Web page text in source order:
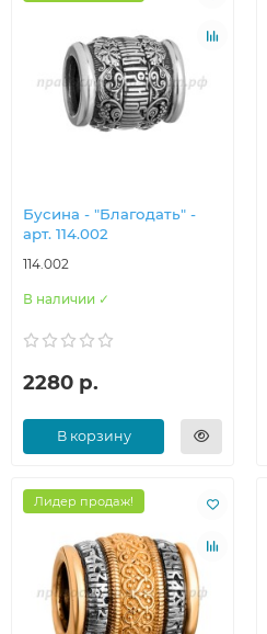
Бусина - "Благодать" -
арт. 114.002
114.002
В наличии ✓
2280 р.
В корзину
Лидер продаж!